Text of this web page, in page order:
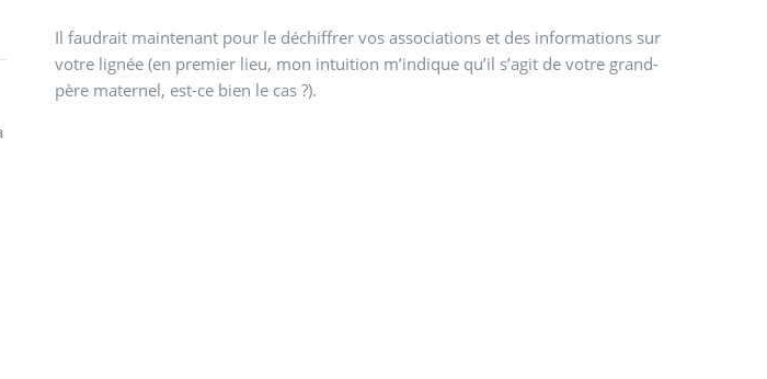
Il faudrait maintenant pour le déchiffrer vos associations et des informations sur
votre lignée (en premier lieu, mon intuition m’indique qu’il s’agit de votre grand-
père maternel, est-ce bien le cas ?).